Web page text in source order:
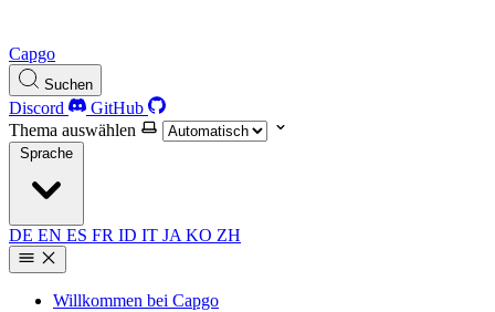
Capgo
Suchen
Discord
GitHub
Thema auswählen
Sprache
DE EN ES FR ID IT JA KO ZH
Willkommen bei Capgo